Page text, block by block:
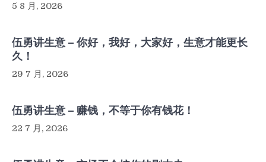
5 8 月, 2026
伍勇讲生意 – 你好，我好，大家好，生意才能更长
久！
29 7 月, 2026
伍勇讲生意 – 赚钱，不等于你有钱花！
22 7 月, 2026